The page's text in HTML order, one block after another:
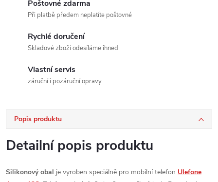
Poštovné zdarma
Při platbě předem neplatíte poštovné
Rychlé doručení
Skladové zboží odesíláme ihned
Vlastní servis
záruční i pozáruční opravy
Popis produktu
Detailní popis produktu
Silikonový obal je vyroben speciálně pro mobilní telefon Ulefone